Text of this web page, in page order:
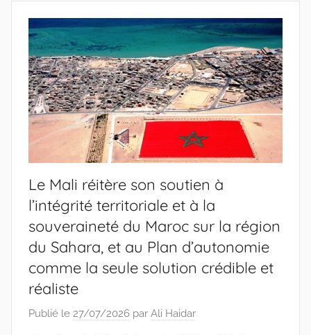
Le Mali réitère son soutien à
l’intégrité territoriale et à la
souveraineté du Maroc sur la région
du Sahara, et au Plan d’autonomie
comme la seule solution crédible et
réaliste
Publié le 27/07/2026 par Ali Haidar